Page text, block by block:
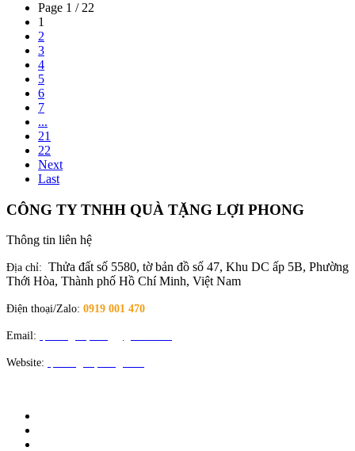
Page 1 / 22
1
2
3
4
5
6
7
...
21
22
Next
Last
CÔNG TY TNHH QUÀ TẶNG LỢI PHONG
Thông tin liên hệ
Địa chỉ: Thửa đất số 5580, tờ bản đồ số 47, Khu DC ấp 5B, Phường
Thới Hòa, Thành phố Hồ Chí Minh, Việt Nam
Điện thoại/Zalo: 0919 001 470
Email:
Website: